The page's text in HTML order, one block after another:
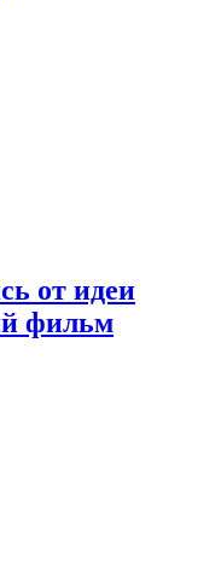
от идеи
фильм